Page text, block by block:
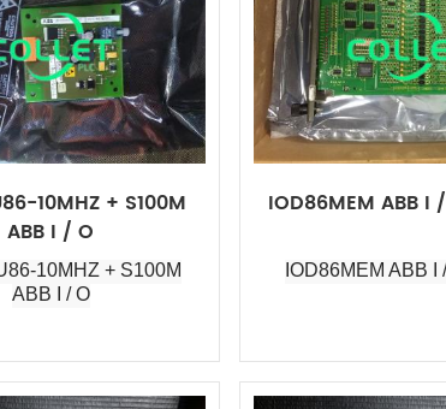
ABB I / O
ABB I / O
IOD86MEM ABB
IOD86MEM ABB I